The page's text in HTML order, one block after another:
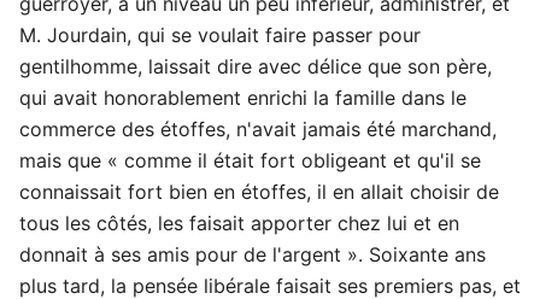
M. Jourdain, qui se voulait faire passer pour
gentilhomme, laissait dire avec délice que son père,
qui avait honorablement enrichi la famille dans le
commerce des étoffes, n'avait jamais été marchand,
mais que « comme il était fort obligeant et qu'il se
connaissait fort bien en étoffes, il en allait choisir de
tous les côtés, les faisait apporter chez lui et en
donnait à ses amis pour de l'argent ». Soixante ans
plus tard, la pensée libérale faisait ses premiers pas, et